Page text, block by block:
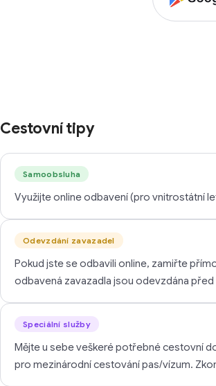
Cestovní tipy
Samoobsluha
Využijte online odbavení (pro vnitrostátní
Odevzdání zavazadel
Pokud jste se odbavili online, zamiřte
odbavená zavazadla jsou odevzdána
Speciální služby
Mějte u sebe veškeré potřebné cestovní
pro mezinárodní cestování pas/vízum.